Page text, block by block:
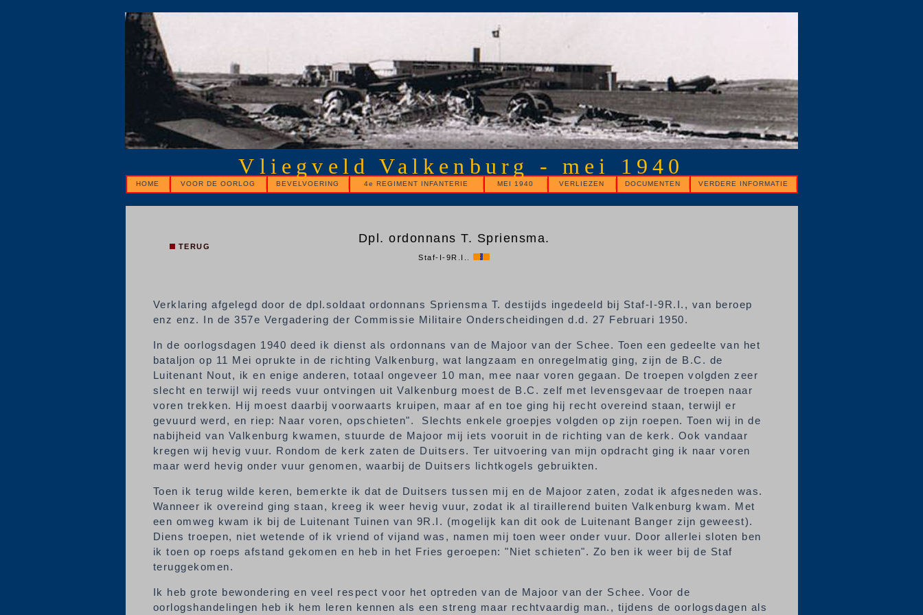
Vliegveld Valkenburg - mei 1940
HOME VOOR DE OORLOG BEVELVOERING 4e REGIMENT INFANTERIE MEI 1940 VERLIEZEN DOCUMENTEN VERDERE INFORMATIE
TERUG
Dpl. ordonnans T. Spriensma.
Staf-I-9R.I..
Verklaring afgelegd door de dpl.soldaat ordonnans Spriensma T. destijds ingedeeld bij Staf-I-9R.I., van beroep
enz enz. In de 357e Vergadering der Commissie Militaire Onderscheidingen d.d. 27 Februari 1950.
In de oorlogsdagen 1940 deed ik dienst als ordonnans van de Majoor van der Schee. Toen een gedeelte van het
bataljon op 11 Mei oprukte in de richting Valkenburg, wat langzaam en onregelmatig ging, zijn de B.C. de
Luitenant Nout, ik en enige anderen, totaal ongeveer 10 man, mee naar voren gegaan. De troepen volgden zeer
slecht en terwijl wij reeds vuur ontvingen uit Valkenburg moest de B.C. zelf met levensgevaar de troepen naar
voren trekken. Hij moest daarbij voorwaarts kruipen, maar af en toe ging hij recht overeind staan, terwijl er
gevuurd werd, en riep: Naar voren, opschieten". Slechts enkele groepjes volgden op zijn roepen. Toen wij in de
nabijheid van Valkenburg kwamen, stuurde de Majoor mij iets vooruit in de richting van de kerk. Ook vandaar
kregen wij hevig vuur. Rondom de kerk zaten de Duitsers. Ter uitvoering van mijn opdracht ging ik naar voren
maar werd hevig onder vuur genomen, waarbij de Duitsers lichtkogels gebruikten.
Toen ik terug wilde keren, bemerkte ik dat de Duitsers tussen mij en de Majoor zaten, zodat ik afgesneden was.
Wanneer ik overeind ging staan, kreeg ik weer hevig vuur, zodat ik al tiraillerend buiten Valkenburg kwam. Met
een omweg kwam ik bij de Luitenant Tuinen van 9R.I. (mogelijk kan dit ook de Luitenant Banger zijn geweest).
Diens troepen, niet wetende of ik vriend of vijand was, namen mij toen weer onder vuur. Door allerlei sloten ben
ik toen op roeps afstand gekomen en heb in het Fries geroepen: "Niet schieten". Zo ben ik weer bij de Staf
teruggekomen.
Ik heb grote bewondering en veel respect voor het optreden van de Majoor van der Schee. Voor de
oorlogshandelingen heb ik hem leren kennen als een streng maar rechtvaardig man., tijdens de oorlogsdagen als